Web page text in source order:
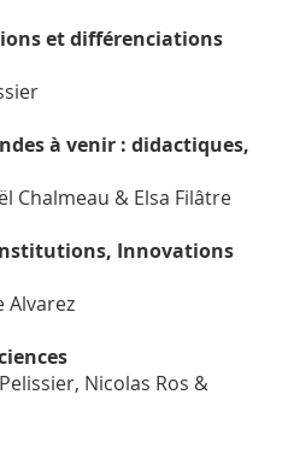
et différenciations
à venir : didactiques,
Chalmeau & Elsa Filâtre
Innovations
Alvarez
Nicolas Ros &